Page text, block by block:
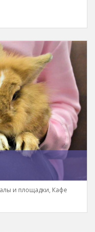
и площадки, Кафе